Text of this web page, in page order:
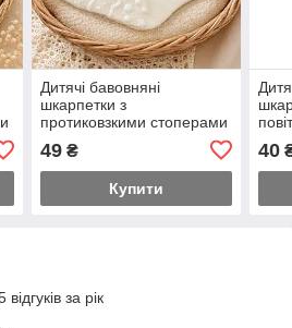
Дитячі бавовняні
шкарпетки з
протиковзкими стоперами
11см
49₴
Купити
40
за рік